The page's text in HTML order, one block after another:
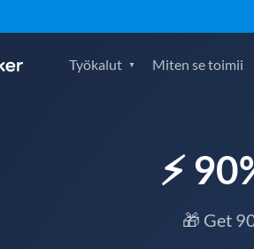
Työkalut Miten se toimii
⚡
🎁 Get